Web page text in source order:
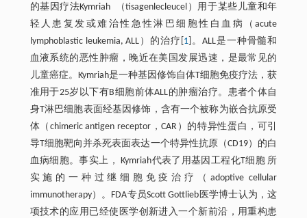
的基因疗法Kymriah （tisagenlecleucel）用于某些儿童和年
轻人患复发或难治性急性淋巴细胞性白血病（acute
lymphoblastic leukemia, ALL）的治疗[ 1 ]。ALL是一种骨髓和
血液系统的恶性肿瘤，晚近在美国发展迅速，是最常见的
儿童癌症。Kymriah是一种基因修饰自体T细胞免疫疗法，获
准用于25岁以下有B细胞前体ALL的肿瘤治疗。患者个体自
身T淋巴细胞表面经基因修饰，含有一个被称为嵌合抗原受
体（chimeric antigen receptor，CAR）的特异性蛋白，可引
导T细胞靶向并杀死表面表达一个特异性抗原（CD19）的白
血病细胞。事实上， Kymriah代表了用基因工程化T细胞 所
实施的一种过继细胞免疫治疗（adoptive cellular
immunotherapy）。FDA专员Scott Gottlieb医学博士认为，这
项技术的应用已经使医学创新进入一个新前沿，用重构患